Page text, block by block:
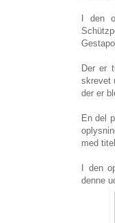
I den
Der er
skrevet
der er
En del
med
I den
denne